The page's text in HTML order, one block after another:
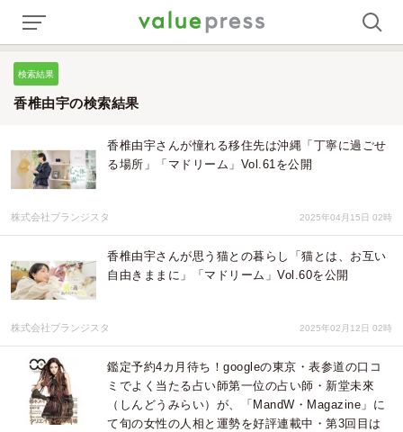
検索結果
香椎由宇の検索結果
香椎由宇さんが憧れる移住先は沖縄「丁寧に過ごせ
る場所」「マドリーム」Vol.61を公開
株式会社ブランジスタ 2025年04月15日 02時
香椎由宇さんが思う猫との暮らし「猫とは、お互い
自由きままに」「マドリーム」Vol.60を公開
株式会社ブランジスタ 2025年02月12日 02時
鑑定予約4カ月待ち！googleの東京・表参道の口コ
ミでよく当たる占い師第一位の占い師・新堂未來
（しんどうみらい）が、「MandW・Magazine」に
て旬の女性の人相と運勢を好評連載中・第3回目は